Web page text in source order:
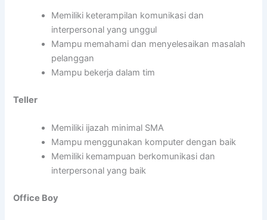
Memiliki keterampilan komunikasi dan
interpersonal yang unggul
Mampu memahami dan menyelesaikan masalah
pelanggan
Mampu bekerja dalam tim
Teller
Memiliki ijazah minimal SMA
Mampu menggunakan komputer dengan baik
Memiliki kemampuan berkomunikasi dan
interpersonal yang baik
Office Boy